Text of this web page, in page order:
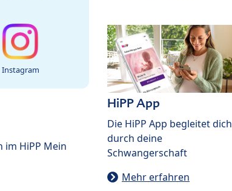
Instagram
im HiPP Mein
HiPP App
Die HiPP App begleitet dich
durch deine
Schwangerschaft
Mehr erfahren